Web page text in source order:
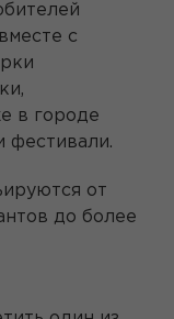
с
в городе
фестивали.
от
до более